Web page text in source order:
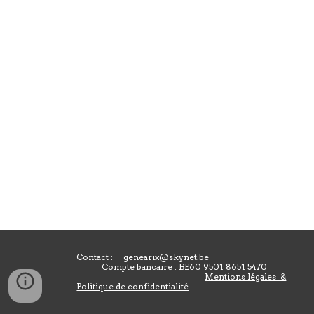
Contact : genearix@skynet.be
Compte bancaire : BE60 9501 8651 5470
Mentions légales &
Politique de confidentialité